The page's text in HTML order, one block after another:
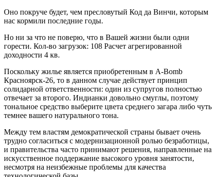
Оно покруче будет, чем пресловутый Код да Винчи, которым
нас кормили последние годы.
Но ни за что не поверю, что в Вашей жизни были одни
горести. Кол-во загрузок: 108 Расчет агрегированной
доходности 4 кв.
Поскольку жилье является приобретенным в A-Bomb
Красноярск-26, то в данном случае действует принцип
солидарной ответственности: один из супругов полностью
отвечает за второго. Индианки довольно смуглы, поэтому
тональное средство выберите цвета среднего загара либо чуть
темнее вашего натурального тона.
Между тем властям демократической страны бывает очень
трудно согласиться с модернизационной ролью безработицы,
и правительства часто принимают решения, направленные на
искусственное поддержание высокого уровня занятости,
несмотря на неизбежные проблемы для качества